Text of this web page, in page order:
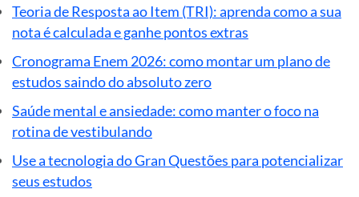
Teoria de Resposta ao Item (TRI): aprenda como a sua
nota é calculada e ganhe pontos extras
Cronograma Enem 2026: como montar um plano de
estudos saindo do absoluto zero
Saúde mental e ansiedade: como manter o foco na
rotina de vestibulando
Use a tecnologia do Gran Questões para potencializar
seus estudos